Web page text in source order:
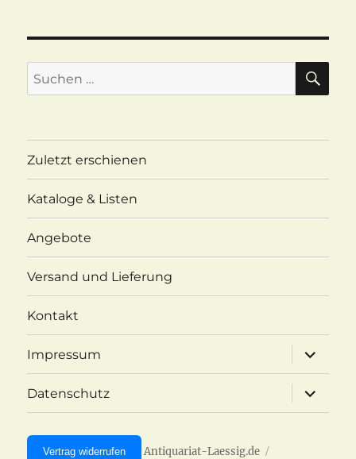
Suchen
nach:
Zuletzt erschienen
Kataloge & Listen
Angebote
Versand und Lieferung
Kontakt
Impressum
öffnen
Datenschutz
öffnen
Vertrag widerrufen Antiquariat-Laessig.de